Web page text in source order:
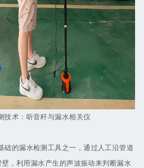
术：听音杆与漏水相关仪
的漏水检测工具之一，通过人工沿管道
，利用漏水产生的声波振动来判断漏水